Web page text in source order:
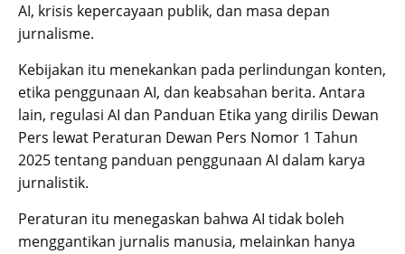
AI, krisis kepercayaan publik, dan masa depan
jurnalisme.
Kebijakan itu menekankan pada perlindungan konten,
etika penggunaan AI, dan keabsahan berita. Antara
lain, regulasi AI dan Panduan Etika yang dirilis Dewan
Pers lewat Peraturan Dewan Pers Nomor 1 Tahun
2025 tentang panduan penggunaan AI dalam karya
jurnalistik.
Peraturan itu menegaskan bahwa AI tidak boleh
menggantikan jurnalis manusia, melainkan hanya